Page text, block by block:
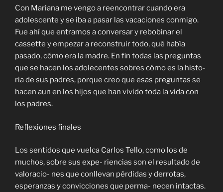
Con Mariana me vengo a reencontrar cuando era
adolescente y se iba a pasar las vacaciones conmigo.
Fue ahí que entramos a conversar y rebobinar el
cassette y empezar a reconstruir todo, qué había
pasado, cómo era la madre. En fin todas las preguntas
que se hacen los adolecentes sobres cómo es la histo-
ria de sus padres, porque creo que esas preguntas se
hacen aun en los hijos que han vivido toda la vida con
los padres.
Reflexiones finales
Los sentidos que vuelca Carlos Tello, como los de
muchos, sobre sus expe- riencias son el resultado de
valoracio- nes que conllevan pérdidas y derrotas,
esperanzas y convicciones que perma- necen intactas.